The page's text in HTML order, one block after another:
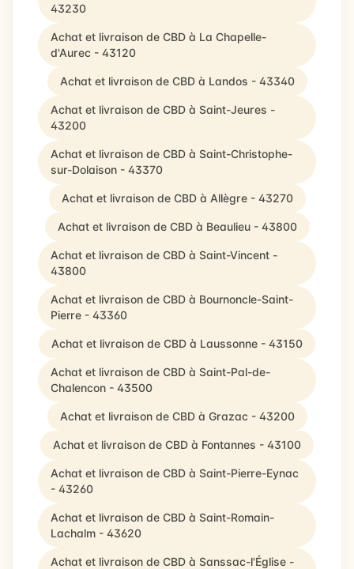
43230
Achat et livraison de CBD à La Chapelle-
d'Aurec - 43120
Achat et livraison de CBD à Landos - 43340
Achat et livraison de CBD à Saint-Jeures -
43200
Achat et livraison de CBD à Saint-Christophe-
sur-Dolaison - 43370
Achat et livraison de CBD à Allègre - 43270
Achat et livraison de CBD à Beaulieu - 43800
Achat et livraison de CBD à Saint-Vincent -
43800
Achat et livraison de CBD à Bournoncle-Saint-
Pierre - 43360
Achat et livraison de CBD à Laussonne - 43150
Achat et livraison de CBD à Saint-Pal-de-
Chalencon - 43500
Achat et livraison de CBD à Grazac - 43200
Achat et livraison de CBD à Fontannes - 43100
Achat et livraison de CBD à Saint-Pierre-Eynac
- 43260
Achat et livraison de CBD à Saint-Romain-
Lachalm - 43620
Achat et livraison de CBD à Sanssac-l'Église -